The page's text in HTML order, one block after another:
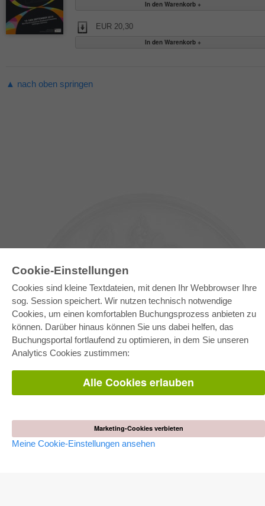
Cookie-Einstellungen
Cookies sind kleine Textdateien, mit denen Ihr Webbrowser Ihre
sog. Session speichert. Wir nutzen technisch notwendige
Cookies, um einen komfortablen Buchungsprozess anbieten zu
können. Darüber hinaus können Sie uns dabei helfen, das
Buchungsportal fortlaufend zu optimieren, in dem Sie unseren
Analytics Cookies zustimmen:
Alle Cookies erlauben
Marketing-Cookies verbieten
Meine Cookie-Einstellungen ansehen
EUR 20,30
▲ nach oben springen
E-COLLECTION
Gesamtpaket
Fachbereichspakete
Bereitstellung von E-Books
Häufig gestellte Fragen (FAQ)
AGB